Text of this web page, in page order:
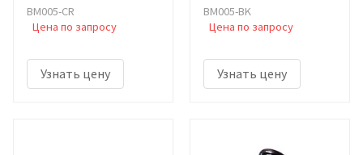
BM005-CR
Цена по запросу
Узнать цену
BM005-BK
Цена по запросу
Узнать цену